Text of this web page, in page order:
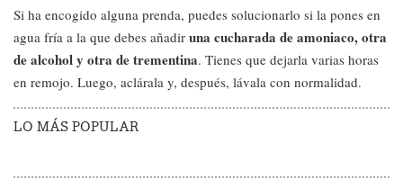
Si ha encogido alguna prenda, puedes solucionarlo si la pones en
agua fría a la que debes añadir una cucharada de amoniaco, otra
de alcohol y otra de trementina. Tienes que dejarla varias horas
en remojo. Luego, aclárala y, después, lávala con normalidad.
LO MÁS POPULAR